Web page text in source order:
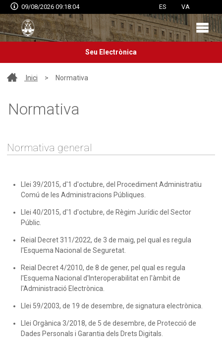
09/08/2026 09:18:04 ES VA
Seu Electrònica
Inici > Normativa
Normativa
Normativa general
Llei 39/2015, d'1 d'octubre, del Procediment Administratiu
Comú de les Administracions Públiques.
Llei 40/2015, d'1 d'octubre, de Règim Jurídic del Sector
Públic.
Reial Decret 311/2022, de 3 de maig, pel qual es regula
l'Esquema Nacional de Seguretat.
Reial Decret 4/2010, de 8 de gener, pel qual es regula
l'Esquema Nacional d'Interoperabilitat en l'àmbit de
l'Administració Electrònica.
Llei 59/2003, de 19 de desembre, de signatura electrònica.
Llei Orgànica 3/2018, de 5 de desembre, de Protecció de
Dades Personals i Garantia dels Drets Digitals.